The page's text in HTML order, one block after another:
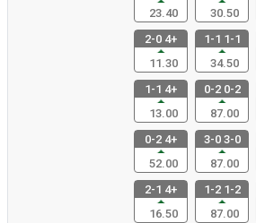
23.40
30.50
2-0 4+
11.30
1-1 1-1
34.50
1-1 4+
13.00
0-2 0-2
87.00
0-2 4+
52.00
3-0 3-0
87.00
2-1 4+
16.50
1-2 1-2
87.00